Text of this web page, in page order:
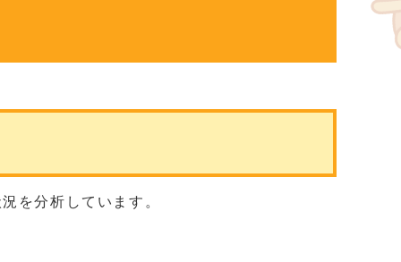
を分析しています。